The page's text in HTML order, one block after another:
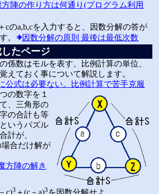
方陣の作り方は何通り(プログラム利用
cのa,b,cを入力すると、因数分解の答が
。
因数分解の原則 最後は最低次数
たページ
係数はモルを表す、比例計算の単位、
えておく事について解説します。
公式は必要ない。比例計算で苦手克服
の数字を１
、三角形の
の合計も等
いうパズル
計が、
場合だけ解が
方陣の解き
3 3